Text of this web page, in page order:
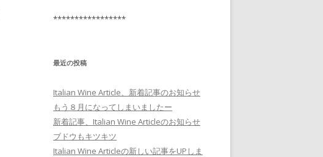
*****************
最近の投稿
Italian Wine Article、新着記事のお知らせ
もう８月になってしまいましたー
新着記事、Italian Wine Articleのお知らせ
ブドウもキツキツ
Italian Wine Articleの新しい記事をUPしま